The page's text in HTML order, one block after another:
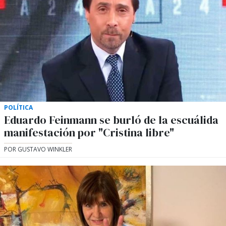
POLÍTICA
Eduardo Feinmann se burló de la escuálida
manifestación por "Cristina libre"
POR GUSTAVO WINKLER